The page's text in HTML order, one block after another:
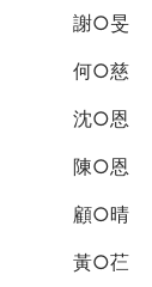
謝○旻
何○慈
沈○恩
陳○恩
顧○晴
黃○芢